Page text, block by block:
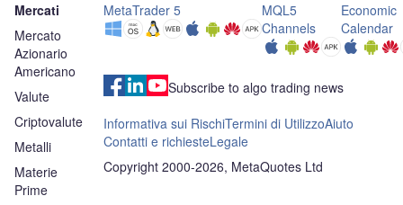
Mercati
Mercato
Azionario
Americano
Valute
Criptovalute
Metalli
Materie
Prime
MetaTrader 5
MQL5
Channels
Economic
Calendar
Subscribe to algo trading news
Informativa sui RischiTermini di UtilizzoAiuto
Contatti e richiesteLegale
Copyright 2000-2026, MetaQuotes Ltd